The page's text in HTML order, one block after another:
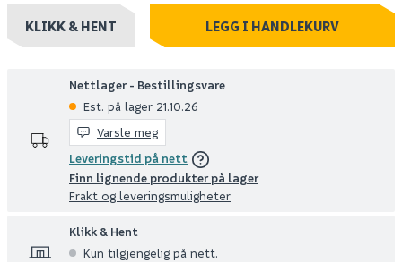
KLIKK & HENT LEGG I HANDLEKURV
Nettlager - Bestillingsvare
Est. på lager 21.10.26
Varsle meg
Leveringstid på nett
Finn lignende produkter på lager
Frakt og leveringsmuligheter
Klikk & Hent
Kun tilgjengelig på nett.